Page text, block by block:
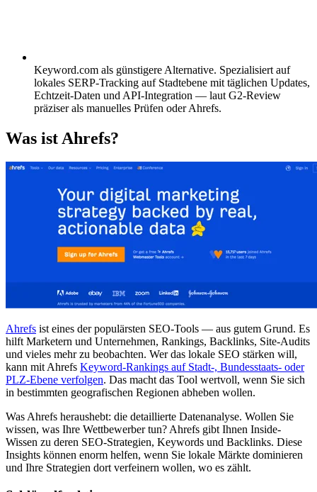
Keyword.com als günstigere Alternative. Spezialisiert auf
lokales SERP-Tracking auf Stadtebene mit täglichen Updates,
Echtzeit-Daten und API-Integration — laut G2-Review
präziser als manuelles Prüfen oder Ahrefs.
Was ist Ahrefs?
Ahrefs ist eines der populärsten SEO-Tools — aus gutem Grund. Es
hilft Marketern und Unternehmen, Rankings, Backlinks, Site-Audits
und vieles mehr zu beobachten. Wer das lokale SEO stärken will,
kann mit Ahrefs Keyword-Rankings auf Stadt-, Bundesstaats- oder
PLZ-Ebene verfolgen. Das macht das Tool wertvoll, wenn Sie sich
in bestimmten geografischen Regionen abheben wollen.
Was Ahrefs heraushebt: die detaillierte Datenanalyse. Wollen Sie
wissen, was Ihre Wettbewerber tun? Ahrefs gibt Ihnen Inside-
Wissen zu deren SEO-Strategien, Keywords und Backlinks. Diese
Insights können enorm helfen, wenn Sie lokale Märkte dominieren
und Ihre Strategien dort verfeinern wollen, wo es zählt.